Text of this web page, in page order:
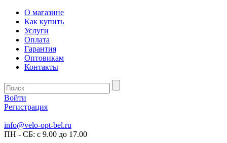
О магазине
Как купить
Услуги
Оплата
Гарантия
Оптовикам
Контакты
Войти
Регистрация
info@velo-opt-bel.ru
ПН - СБ: с 9.00 до 17.00